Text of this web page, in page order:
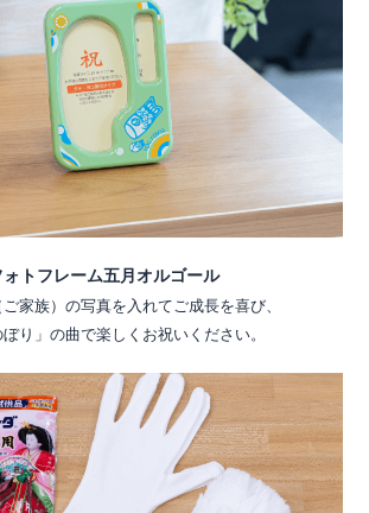
ォトフレーム五月オルゴール
家族）の写真を入れてご成長を喜び、
ぼり」の曲で楽しくお祝いください。